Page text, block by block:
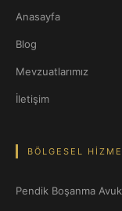
Anasayfa
Blog
Mevzuatlarımız
İletişim
BÖLGESEL
Pendik Boşanma